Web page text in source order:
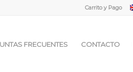
Carrito y Pago
FRECUENTES CONTACTO